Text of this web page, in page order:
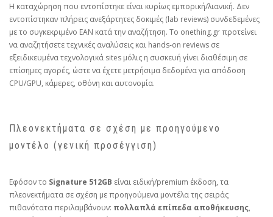
Η καταχώρηση που εντοπίστηκε είναι κυρίως εμπορική/λιανική. Δεν
εντοπίστηκαν πλήρεις ανεξάρτητες δοκιμές (lab reviews) συνδεδεμένες
με το συγκεκριμένο EAN κατά την αναζήτηση. Το onething.gr προτείνει
να αναζητήσετε τεχνικές αναλύσεις και hands‑on reviews σε
εξειδικευμένα τεχνολογικά sites μόλις η συσκευή γίνει διαθέσιμη σε
επίσημες αγορές, ώστε να έχετε μετρήσιμα δεδομένα για απόδοση
CPU/GPU, κάμερες, οθόνη και αυτονομία.
Πλεονεκτήματα σε σχέση με προηγούμενο
μοντέλο (γενική προσέγγιση)
Εφόσον το Signature 512GB είναι ειδική/premium έκδοση, τα
πλεονεκτήματα σε σχέση με προηγούμενα μοντέλα της σειράς
πιθανότατα περιλαμβάνουν: πολλαπλά επίπεδα αποθήκευσης,